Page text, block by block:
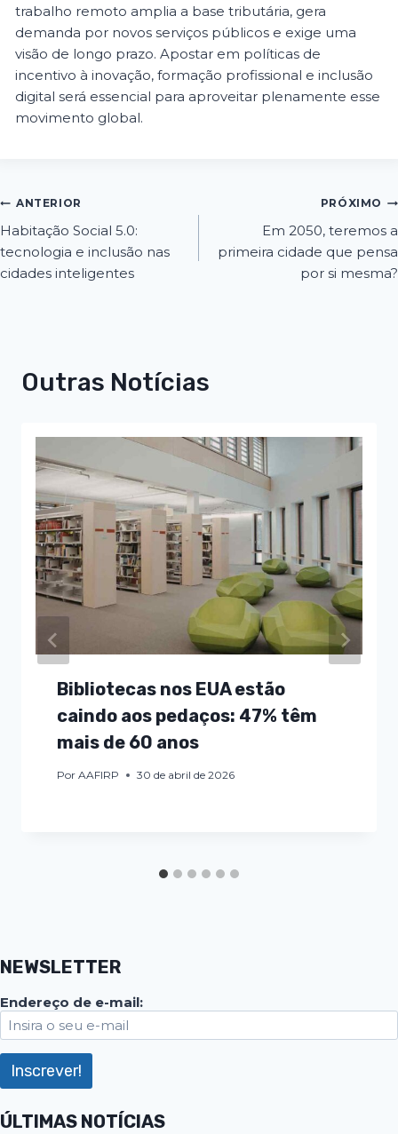
trabalho remoto amplia a base tributária, gera
demanda por novos serviços públicos e exige uma
visão de longo prazo. Apostar em políticas de
incentivo à inovação, formação profissional e inclusão
digital será essencial para aproveitar plenamente esse
movimento global.
ANTERIOR
Habitação Social 5.0:
tecnologia e inclusão nas
cidades inteligentes
PRÓXIMO
Em 2050, teremos a
primeira cidade que pensa
por si mesma?
Outras Notícias
Bibliotecas nos EUA estão
caindo aos pedaços: 47% têm
mais de 60 anos
Por AAFIRP 30 de abril de 2026
NEWSLETTER
Endereço de e-mail:
ÚLTIMAS NOTÍCIAS